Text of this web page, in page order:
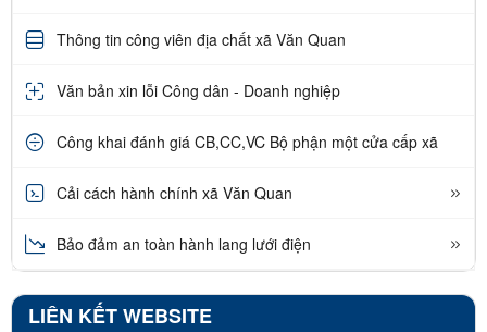
Thông tin công viên địa chất xã Văn Quan
Văn bản xin lỗi Công dân - Doanh nghiệp
Công khai đánh giá CB,CC,VC Bộ phận một cửa cấp xã
Cải cách hành chính xã Văn Quan
Bảo đảm an toàn hành lang lưới điện
LIÊN KẾT WEBSITE